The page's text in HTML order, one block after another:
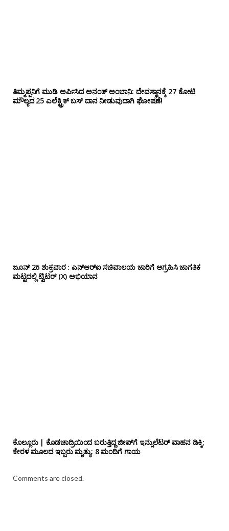
ತಿಮ್ಮಪ್ಪನಿಗೆ ಮುಡಿ ಅರ್ಪಿಸಿದ ಅನಂತ್ ಅಂಬಾನಿ: ದೇವಸ್ಥಾನಕ್ಕೆ 27 ಕೋಟಿ
ಮೌಲ್ಯದ 25 ಎಲೆಕ್ಟ್ರಿಕ್ ಬಸ್ ದಾನ ನೀಡುವುದಾಗಿ ಘೋಷಣೆ!
ಜೂನ್ 26 ಶುಕ್ರವಾರ : ಎನ್‌ಆರ್‌ಐ ಸಚಿವಾಲಯ ಜಾರಿಗೆ ಆಗ್ರಹಿಸಿ ಜಾಗತಿಕ
ಮಟ್ಟದಲ್ಲಿ ಟ್ವಿಟರ್ (X) ಅಭಿಯಾನ
ಕೊಲ್ಲೂರು | ಕೊಡಚಾದ್ರಿಯಿಂದ ಬರುತ್ತಿದ್ದ ಜೀಪ್‌ಗೆ ಇನ್ಸುಲೆಟರ್ ವಾಹನ ಡಿಕ್ಕಿ;
ಕೇರಳ ಮೂಲದ ಇಬ್ಬರು ಮೃತ್ಯು: 8 ಮಂದಿಗೆ ಗಾಯ
Comments are closed.